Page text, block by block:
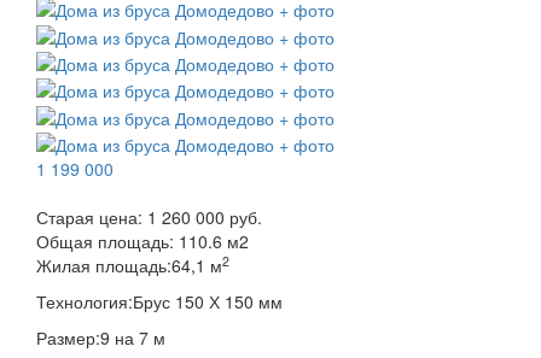
1 199 000
Старая цена: 1 260 000 руб.
Общая площадь: 110.6 м2
Жилая площадь:64,1 м2
Технология:Брус 150 Х 150 мм
Размер:9 на 7 м